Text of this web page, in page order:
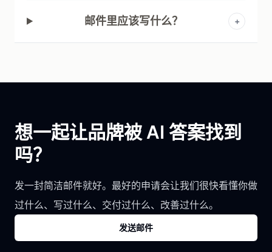
邮件里应该写什么？ +
想一起让品牌被 AI 答案找到
吗？
发一封简洁邮件就好。最好的申请会让我们很快看懂你做
过什么、写过什么、交付过什么、改善过什么。
发送邮件